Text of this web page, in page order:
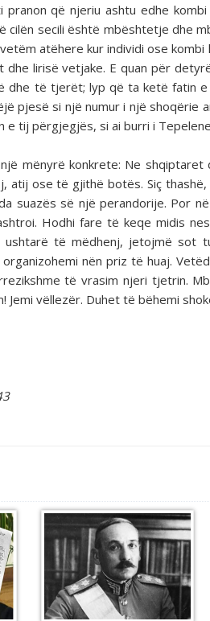
pranon që njeriu ashtu edhe
cilën secili është mbështetje dhe
atëhere kur individi ose
lirisë vetjake. E quan për
dhe të tjerët; lyp që ta ketë fatin
pjesë si një numur i një shoqërie
tij përgjegjës, si ai burri i
mënyrë konkrete: Ne
atij ose të gjithë botës. Siç
suazës së një perandorije. Por
Hodhi fare të keqe midis
të mëdhenj, jetojmë sot
nën priz të huaj.
të vrasim njeri tjetrin.
Jemi vëllezër. Duhet të bëhemi